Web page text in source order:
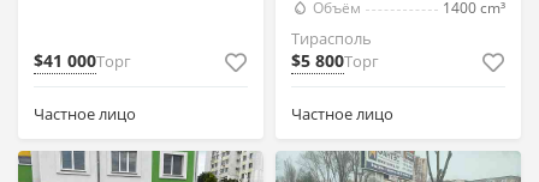
$41 000Торг
Частное лицо
Объём 1400 cm³
Тирасполь
$5 800Торг
Частное лицо